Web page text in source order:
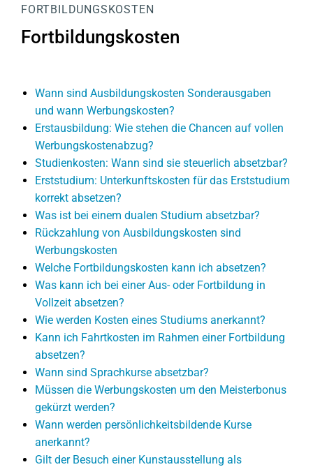
FORTBILDUNGSKOSTEN
Fortbildungskosten
Wann sind Ausbildungskosten Sonderausgaben
und wann Werbungskosten?
Erstausbildung: Wie stehen die Chancen auf vollen
Werbungskostenabzug?
Studienkosten: Wann sind sie steuerlich absetzbar?
Erststudium: Unterkunftskosten für das Erststudium
korrekt absetzen?
Was ist bei einem dualen Studium absetzbar?
Rückzahlung von Ausbildungskosten sind
Werbungskosten
Welche Fortbildungskosten kann ich absetzen?
Was kann ich bei einer Aus- oder Fortbildung in
Vollzeit absetzen?
Wie werden Kosten eines Studiums anerkannt?
Kann ich Fahrtkosten im Rahmen einer Fortbildung
absetzen?
Wann sind Sprachkurse absetzbar?
Müssen die Werbungskosten um den Meisterbonus
gekürzt werden?
Wann werden persönlichkeitsbildende Kurse
anerkannt?
Gilt der Besuch einer Kunstausstellung als